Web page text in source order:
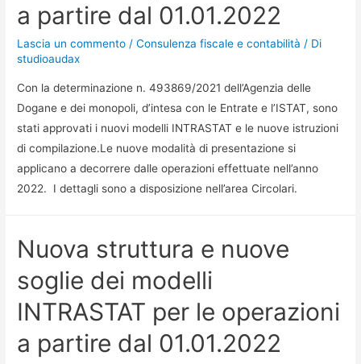
a partire dal 01.01.2022
Lascia un commento /Consulenza fiscale e contabilità / Di
studioaudax
Con la determinazione n. 493869/2021 dell’Agenzia delle
Dogane e dei monopoli, d’intesa con le Entrate e l’ISTAT, sono
stati approvati i nuovi modelli INTRASTAT e le nuove istruzioni
di compilazione.Le nuove modalità di presentazione si
applicano a decorrere dalle operazioni effettuate nell’anno
2022. I dettagli sono a disposizione nell’area Circolari.
Nuova struttura e nuove
soglie dei modelli
INTRASTAT per le operazioni
a partire dal 01.01.2022